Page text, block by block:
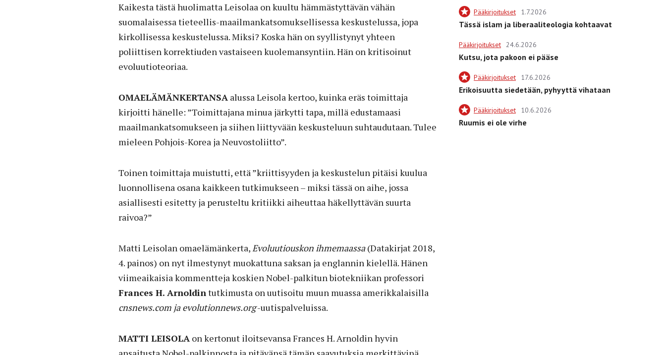
Kaikesta tästä huolimatta Leisolaa on kuultu hämmästyttävän vähän
suomalaisessa tieteellis-maailmankatsomuksellisessa keskustelussa, jopa
kirkollisessa keskustelussa. Miksi? Koska hän on syyllistynyt yhteen
poliittisen korrektiuden vastaiseen kuolemansyntiin. Hän on kritisoinut
evoluutioteoriaa.
OMAELÄMÄNKERTANSA alussa Leisola kertoo, kuinka eräs toimittaja
kirjoitti hänelle: ”Toimittajana minua järkytti tapa, millä edustamaasi
maailmankatsomukseen ja siihen liittyvään keskusteluun suhtaudutaan. Tulee
mieleen Pohjois-Korea ja Neuvostoliitto”.
Toinen toimittaja muistutti, että ”kriittisyyden ja keskustelun pitäisi kuulua
luonnollisena osana kaikkeen tutkimukseen – miksi tässä on aihe, jossa
asiallisesti esitetty ja perusteltu kritiikki aiheuttaa häkellyttävän suurta
raivoa?”
Matti Leisolan omaelämänkerta, Evoluutiouskon ihmemaassa(Datakirjat 2018,
4. painos) on nyt ilmestynyt muokattuna saksan ja englannin kielellä. Hänen
viimeaikaisia kommentteja koskien Nobel-palkitun biotekniikan professori
Frances H. Arnoldin tutkimusta on uutisoitu muun muassa amerikkalaisilla
cnsnews.com ja evolutionnews.org-uutispalveluissa.
MATTI LEISOLA on kertonut iloitsevansa Frances H. Arnoldin hyvin
Pääkirjoitukset 1.7.2026
Tässä islam ja liberaaliteologia kohtaavat
Pääkirjoitukset 24.6.2026
Kutsu, jota pakoon ei pääse
Pääkirjoitukset 17.6.2026
Erikoisuutta siedetään, pyhyyttä vihataan
Pääkirjoitukset 10.6.2026
Ruumis ei ole virhe